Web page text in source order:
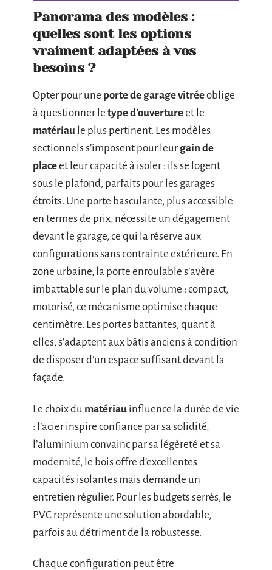
Panorama des modèles :
quelles sont les options
vraiment adaptées à vos
besoins ?
Opter pour une porte de garage vitréeoblige
à questionner le type d’ouvertureet le
matériau le plus pertinent. Les modèles
sectionnels s’imposent pour leur gain de
placeet leur capacité à isoler : ils se logent
sous le plafond, parfaits pour les garages
étroits. Une porte basculante, plus accessible
en termes de prix, nécessite un dégagement
devant le garage, ce qui la réserve aux
configurations sans contrainte extérieure. En
zone urbaine, la porte enroulable s’avère
imbattable sur le plan du volume : compact,
motorisé, ce mécanisme optimise chaque
centimètre. Les portes battantes, quant à
elles, s’adaptent aux bâtis anciens à condition
de disposer d’un espace suffisant devant la
façade.
Le choix du matériau influence la durée de vie
: l’acier inspire confiance par sa solidité,
l’aluminium convainc par sa légèreté et sa
modernité, le bois offre d’excellentes
capacités isolantes mais demande un
entretien régulier. Pour les budgets serrés, le
PVC représente une solution abordable,
parfois au détriment de la robustesse.
Chaque configuration peut être